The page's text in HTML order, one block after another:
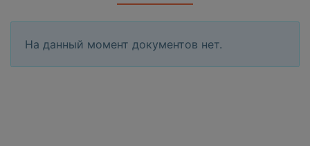
На данный момент документов нет.